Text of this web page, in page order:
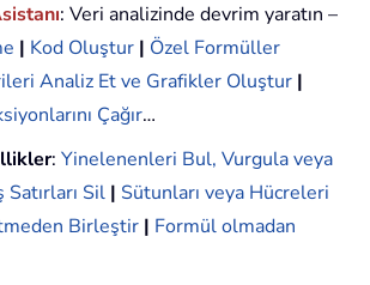
: Veri analizinde devrim yaratın –
| Kod Oluştur | Özel Formüller
Analiz Et ve Grafikler Oluştur |
Çağır…
: Yinelenenleri Bul, Vurgula veya
Satırları Sil | Sütunları veya Hücreleri
Birleştir | Formül olmadan